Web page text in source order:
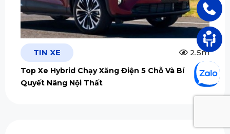
TIN XE 2.5m
Top Xe Hybrid Chạy Xăng Điện 5 Chỗ Và Bí
Quyết Nâng Nội Thất